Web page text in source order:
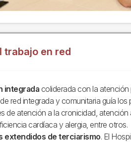
trabajo en red
integrada coliderada con la atención
red integrada y comunitaria guía
de atención a la cronicidad, atención
cardíaca y alergia, entre otros.
extendidos de terciarismo. El